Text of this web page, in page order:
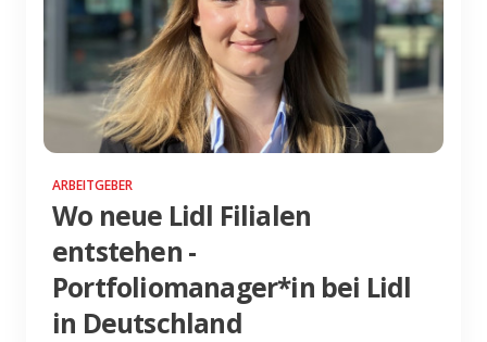
ARBEITGEBER
Wo neue Lidl Filialen
entstehen -
Portfoliomanager*in bei Lidl
in Deutschland